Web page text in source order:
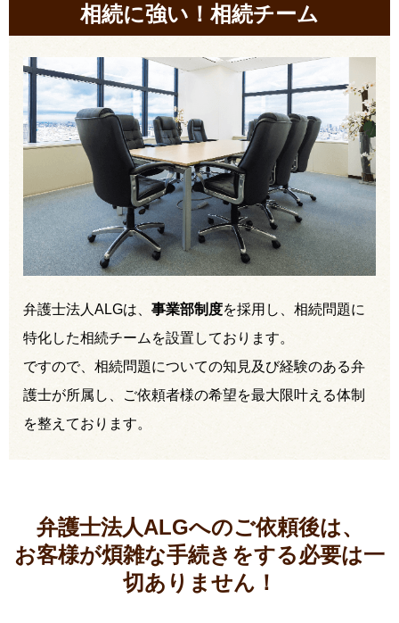
相続に強い！相続チーム
弁護士法人ALGは、 事業部制度を採用し、相続問題に
特化した相続チームを設置しております。
ですので、相続問題についての知見及び経験のある弁
護士が所属し、ご依頼者様の希望を最大限叶える体制
を整えております。
弁護士法人ALGへのご依頼後は、
お客様が煩雑な手続きをする必要は一
切ありません！